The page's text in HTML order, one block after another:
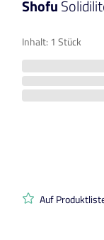
Shofu
Inhalt: 1 Stück
Auf